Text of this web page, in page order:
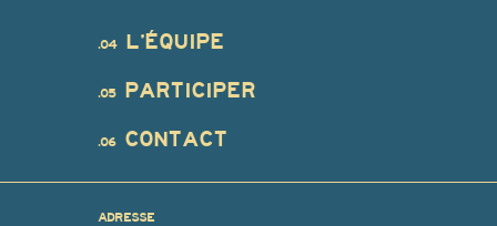
L’ÉQUIPE
.04
PARTICIPER
.05
CONTACT
.06
ADRESSE